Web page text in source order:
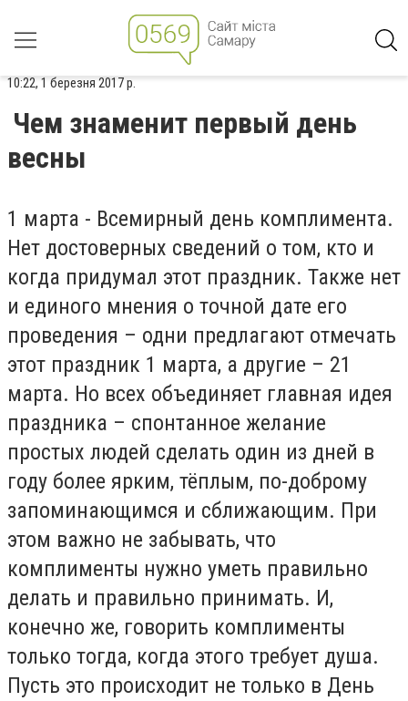
10:22, 1 березня 2017 р.
Чем знаменит первый день
весны
1 марта - Всемирный день комплимента.
Нет достоверных сведений о том, кто и
когда придумал этот праздник. Также нет
и единого мнения о точной дате его
проведения – одни предлагают отмечать
этот праздник 1 марта, а другие – 21
марта. Но всех объединяет главная идея
праздника – спонтанное желание
простых людей сделать один из дней в
году более ярким, тёплым, по-доброму
запоминающимся и сближающим. При
этом важно не забывать, что
комплименты нужно уметь правильно
делать и правильно принимать. И,
конечно же, говорить комплименты
только тогда, когда этого требует душа.
Пусть это происходит не только в День